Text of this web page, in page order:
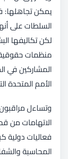
يمكن
لكن تكاليفها
منظمات حقوقية
المشاركين في
الأمم المتحدة
وتساءل
الاتهامات من
فعاليات دولية
المحاسبة